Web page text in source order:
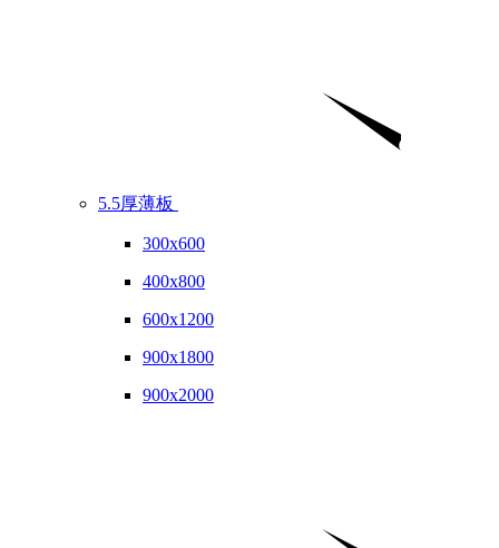
5.5厚薄板
300x600
400x800
600x1200
900x1800
900x2000